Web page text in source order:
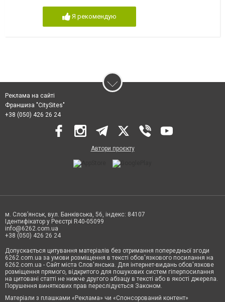
Я рекомендую
Реклама на сайті
Франшиза "CitySites"
+38 (050) 426 26 24
Автори проєкту
м. Слов’янськ, вул. Банківська, 56, індекс: 84107
Ідентифікатор у Реєстрі R40-05099
info@6262.com.ua
+38 (050) 426 26 24
Допускається цитування матеріалів без отримання попередньої згоди
6262.com.ua за умови розміщення в тексті обов'язкового посилання на
6262.com.ua - Сайт міста Слов'янська. Для інтернет-видань обов'язкове
розміщення прямого, відкритого для пошукових систем гіперпосилання
на цитовані статті не нижче другого абзацу в тексті або в якості джерела.
Порушення виняткових прав переслідується Законом.
Матеріали з плашками «Реклама» чи «Спонсорований контент»